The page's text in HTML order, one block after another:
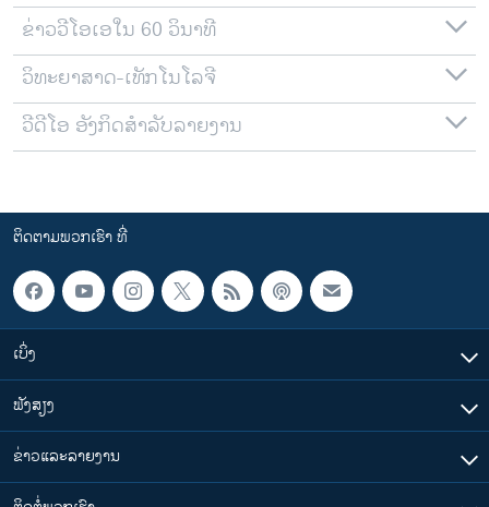
ຂ່າວວີໂອເອໃນ 60 ວິນາທີ
ວິທະຍາສາດ-ເທັກໂນໂລຈີ
ວີດີໂອ ອັງກິດສຳລັບລາຍງານ
ຕິດຕາມພວກເຮົາ ທີ່
ເບິ່ງ
ຟັງສຽງ
ຂ່າວແລະລາຍງານ